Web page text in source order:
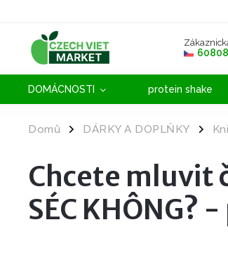
DOMÁCNOSTI protein shake
Domů / DÁRKY A DOPLŇKY /
Chcete mluvit
SÉC KHÔNG?